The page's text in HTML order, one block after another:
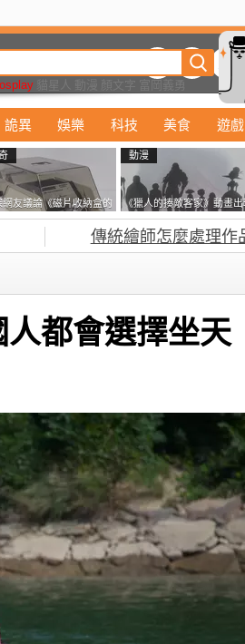
詭異 娛樂 科技 美食 遊戲
網友議論《磁片收納盒的
什麼用》想偷的話整盒拿
動漫
《獵人的揍敵客家》動畫出
的這個剪影是誰？你是不是
記還有這號人物了
傳統繪師怎麼處理作
人都會選擇坐天